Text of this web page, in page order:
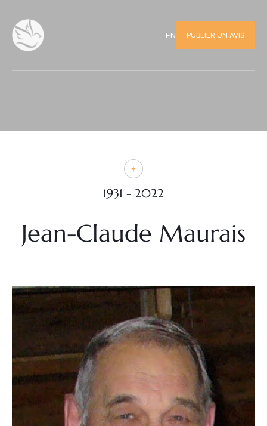
EN PUBLIER UN AVIS
1931 - 2022
Jean-Claude Maurais